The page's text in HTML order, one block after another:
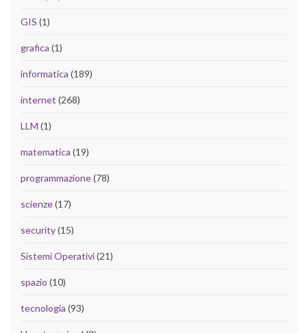
GIS (1)
grafica (1)
informatica (189)
internet (268)
LLM (1)
matematica (19)
programmazione(78)
scienze(17)
security(15)
Sistemi Operativi(21)
spazio (10)
tecnologia (93)